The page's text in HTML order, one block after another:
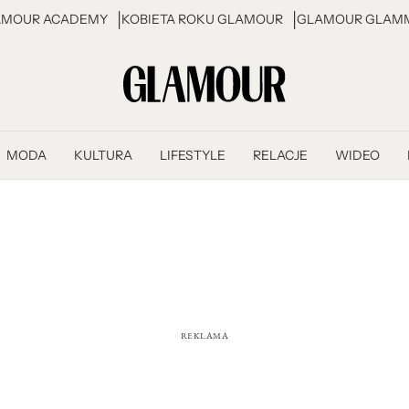
ACADEMY KOBIETA ROKU GLAMOUR GLAMOUR
MODA KULTURA LIFESTYLE RELACJE WIDEO